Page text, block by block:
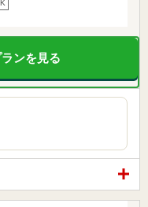
ンを見る